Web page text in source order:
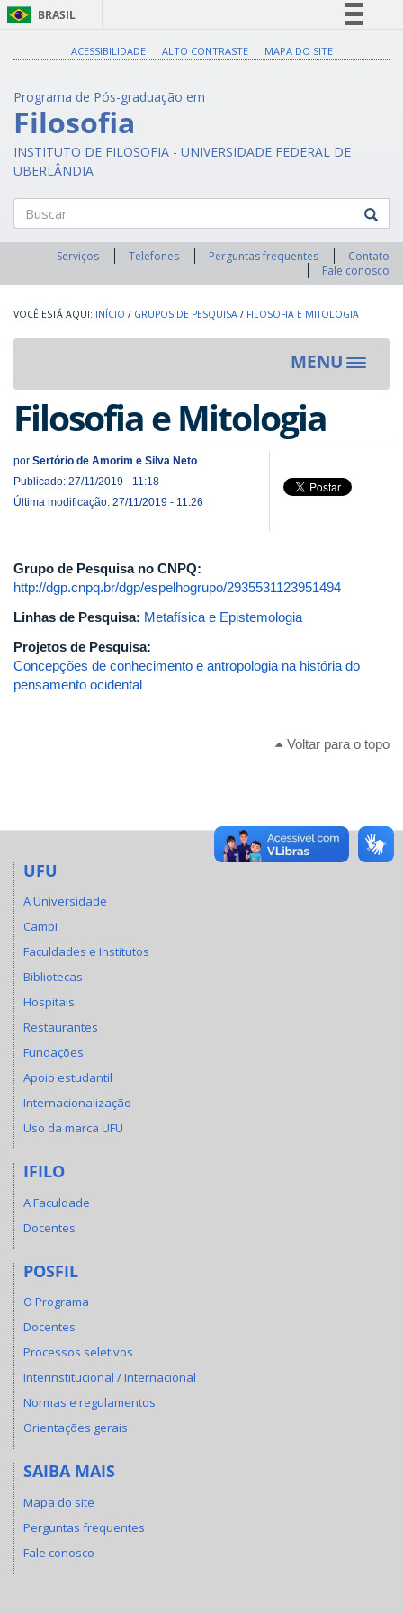
BRASIL
Legislação
ACESSIBILIDADE ALTO CONTRASTE MAPA DO SITE
Programa de Pós-graduação em
Filosofia
INSTITUTO DE FILOSOFIA - UNIVERSIDADE FEDERAL DE
UBERLÂNDIA
Buscar
Serviços Telefones Perguntas frequentes
Contato
Fale conosco
INÍCIO / GRUPOS DE PESQUISA / FILOSOFIA E MITOLOGIA
MENU
Toggle
Filosofia e Mitologia
por Sertório de Amorim e Silva Neto
Publicado: 27/11/2019 - 11:18
Última modificação: 27/11/2019 - 11:26
Grupo de Pesquisa no CNPQ:
http://dgp.cnpq.br/dgp/espelhogrupo/2935531123951494
Linhas de Pesquisa: Metafísica e Epistemologia
Projetos de Pesquisa:
Concepções de conhecimento e antropologia na história do
pensamento ocidental
Voltar para o topo
UFU
A Universidade
Campi
Faculdades e Institutos
Bibliotecas
Hospitais
Restaurantes
Fundações
Apoio estudantil
Internacionalização
Uso da marca UFU
IFILO
A Faculdade
Docentes
POSFIL
O Programa
Docentes
Processos seletivos
Interinstitucional / Internacional
Normas e regulamentos
Orientações gerais
SAIBA MAIS
Mapa do site
Perguntas frequentes
Fale conosco